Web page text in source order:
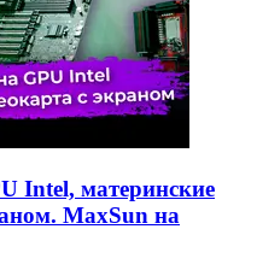
Intel, материнские
MaxSun на